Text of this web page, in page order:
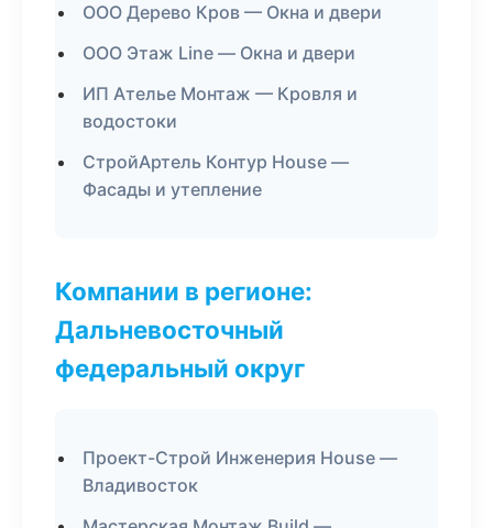
ООО Дерево Кров — Окна и двери
ООО Этаж Line — Окна и двери
ИП Ателье Монтаж — Кровля и
водостоки
СтройАртель Контур House —
Фасады и утепление
Компании в регионе:
Дальневосточный
федеральный округ
Проект-Строй Инженерия House —
Владивосток